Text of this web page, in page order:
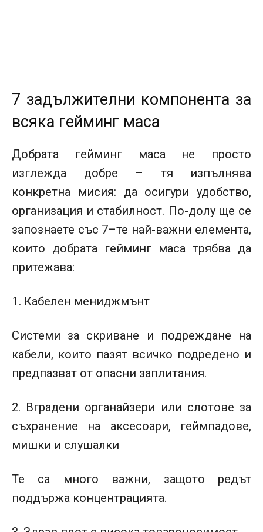
7 задължителни компонента за
всяка гейминг маса
Добрата гейминг маса не просто
изглежда добре – тя изпълнява
конкретна мисия: да осигури удобство,
организация и стабилност. По-долу ще се
запознаете със 7–те най-важни елемента,
които добрата гейминг маса трябва да
притежава:
Кабелен мениджмънт
Системи за скриване и подреждане на
кабели, които пазят всичко подредено и
предпазват от опасни заплитания.
2. Вградени органайзери или слотове за
съхранение на аксесоари, геймпадове,
мишки и слушалки
Те са много важни, защото редът
поддържа концентрацията.